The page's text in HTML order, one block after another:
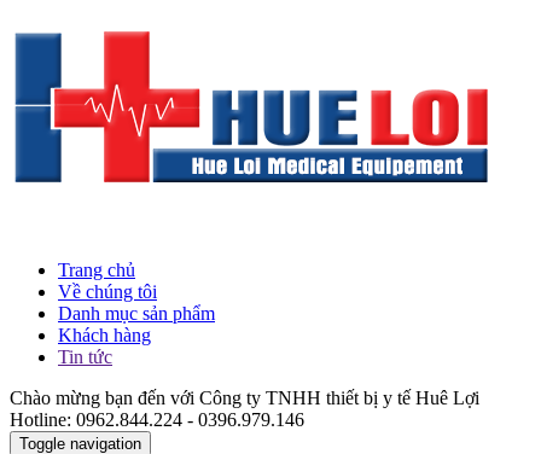
Trang chủ
Về chúng tôi
Danh mục sản phẩm
Khách hàng
Tin tức
Chào mừng bạn đến với Công ty TNHH thiết bị y tế Huê Lợi
Hotline: 0962.844.224 - 0396.979.146
Toggle navigation